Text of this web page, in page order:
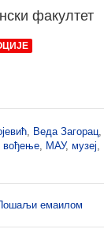
факултет
, Веда Загорац,
вођење, МАУ, музеј,
емаилом